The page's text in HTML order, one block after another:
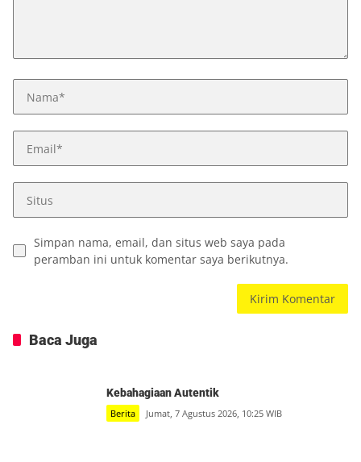
Simpan nama, email, dan situs web saya pada
peramban ini untuk komentar saya berikutnya.
Baca Juga
Kebahagiaan Autentik
Berita Jumat, 7 Agustus 2026, 10:25 WIB